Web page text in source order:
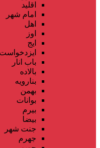
اقلید
امام شهر
اهل
اوز
ایج
ایزدخواست
باب انار
بالاده
بنارویه
بهمن
بوانات
بیرم
بیضا
جنت شهر
جهرم